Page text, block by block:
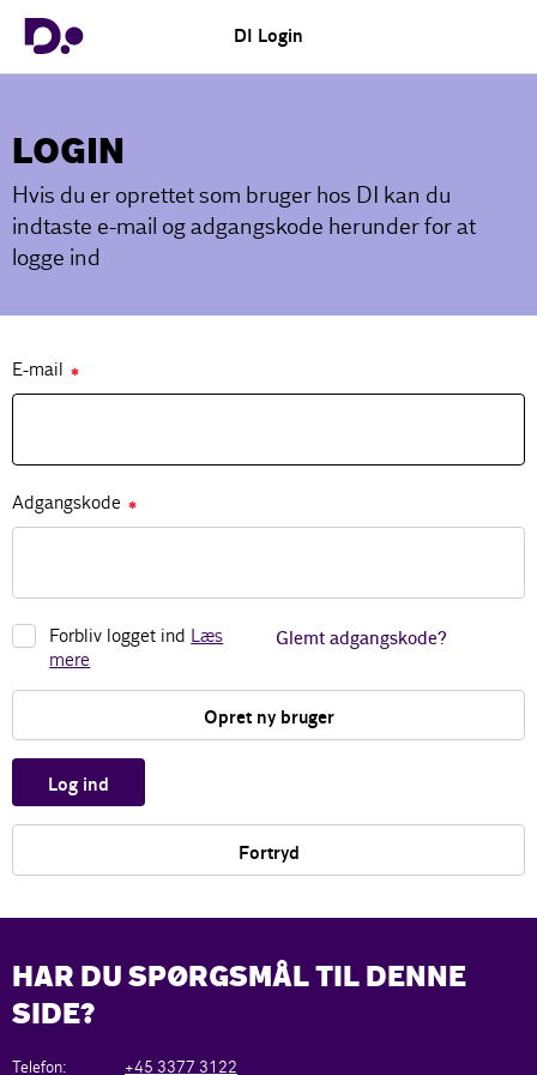
DI Login
LOGIN
Hvis du er oprettet som bruger hos DI kan du
indtaste e-mail og adgangskode herunder for at
logge ind
E-mail ✱
Adgangskode ✱
Forbliv logget ind Læs
mere
Glemt adgangskode?
Opret ny bruger
Log ind
Fortryd
HAR DU SPØRGSMÅL TIL DENNE
SIDE?
Telefon: +45 3377 3122